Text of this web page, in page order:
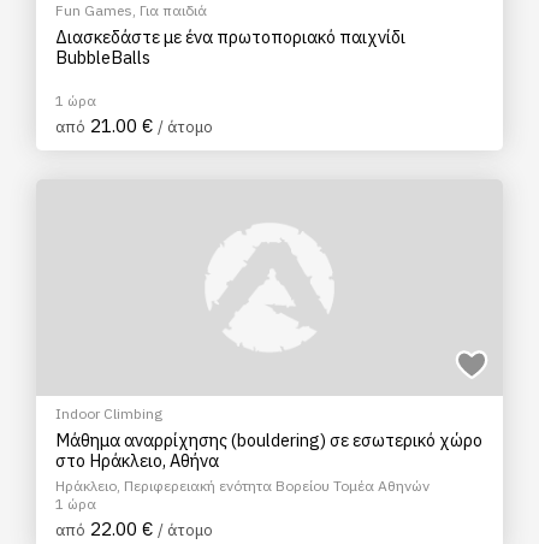
Fun Games, Για παιδιά
Διασκεδάστε με ένα πρωτοποριακό παιχνίδι
BubbleBalls
1 ώρα
από 21.00 € / άτομο
Indoor Climbing
Μάθημα αναρρίχησης (bouldering) σε εσωτερικό χώρο
στο Ηράκλειο, Αθήνα
Ηράκλειο, Περιφερειακή ενότητα Βορείου Τομέα Αθηνών
1 ώρα
από 22.00 € / άτομο